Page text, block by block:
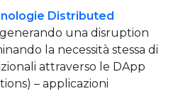
Distributed
una disruption
la necessità stessa di
attraverso le DApp
– applicazioni